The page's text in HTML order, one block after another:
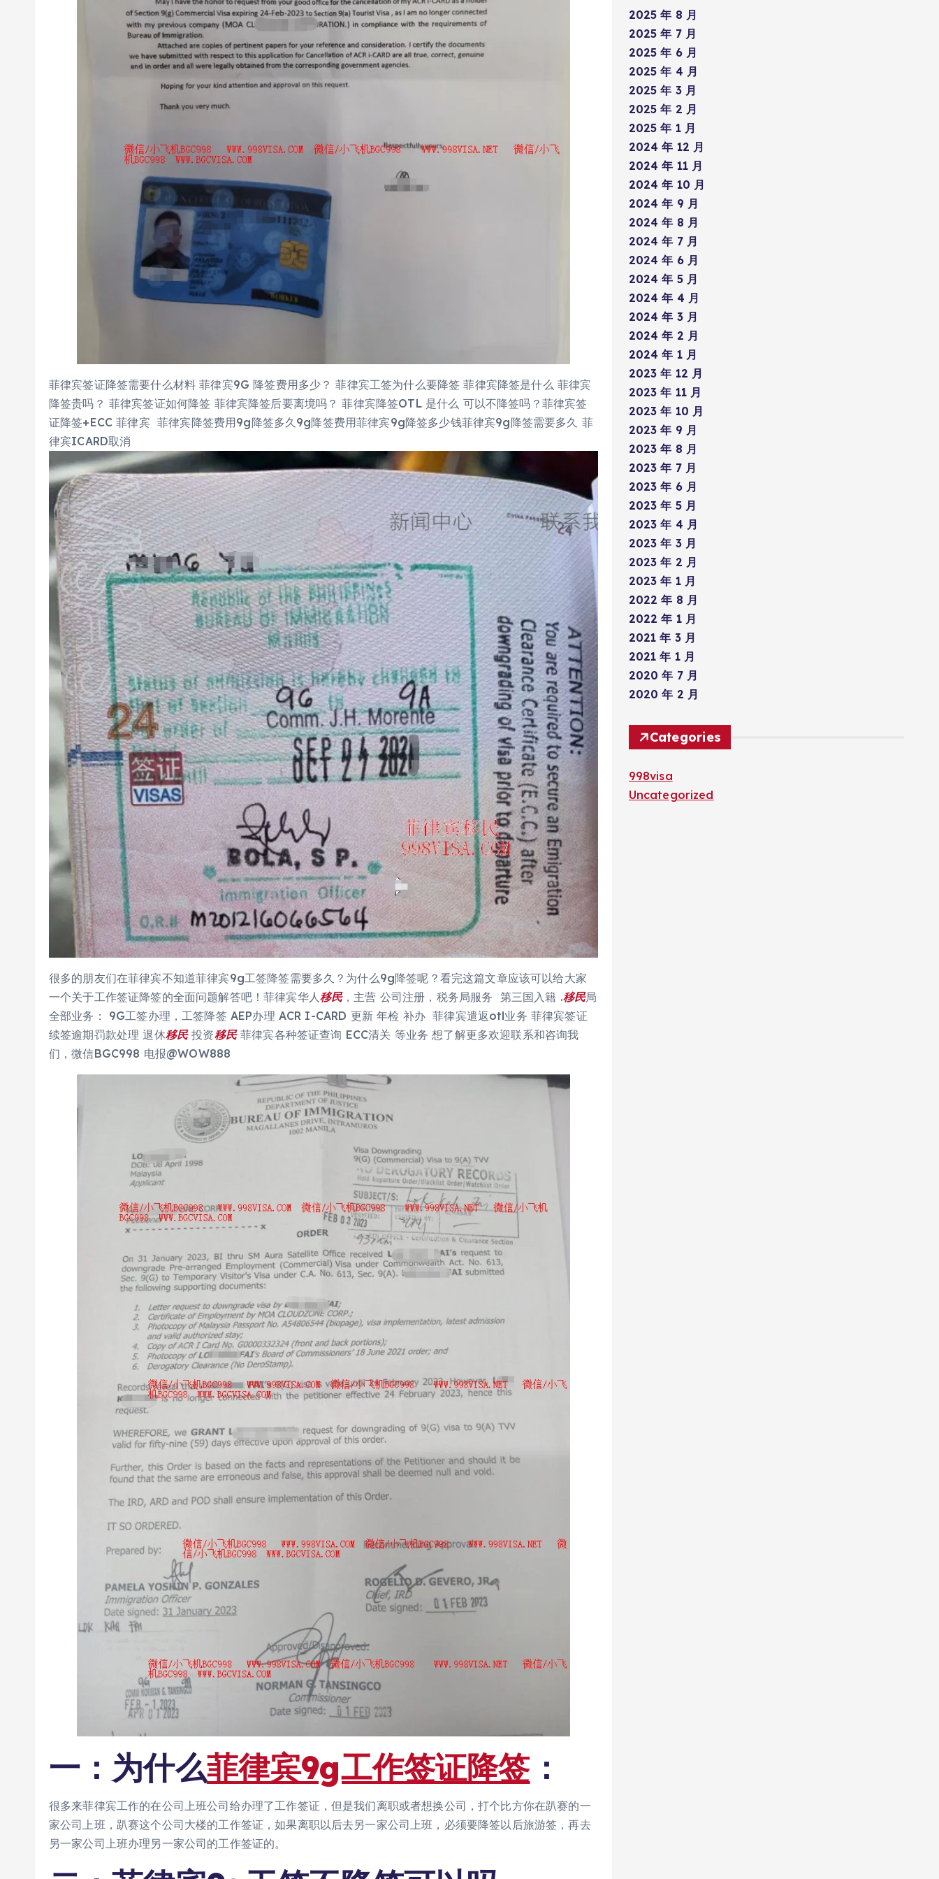
菲律宾签证降签需要什么材料 菲律宾9G 降签费用多少？ 菲律宾工签为什么要降签 菲律宾降签是什么 菲律宾
降签贵吗？ 菲律宾签证如何降签 菲律宾降签后要离境吗？ 菲律宾降签OTL 是什么 可以不降签吗？菲律宾签
证降签+ECC 菲律宾 菲律宾降签费用9g降签多久9g降签费用菲律宾9g降签多少钱菲律宾9g降签需要多久 菲
律宾ICARD取消
很多的朋友们在菲律宾不知道菲律宾9g工签降签需要多久？为什么9g降签呢？看完这篇文章应该可以给大家
一个关于工作签证降签的全面问题解答吧！菲律宾华人移民，主营 公司注册，税务局服务 第三国入籍 .移民局
全部业务： 9G工签办理，工签降签 AEP办理 ACR I-CARD 更新 年检 补办 菲律宾遣返otl业务 菲律宾签证
续签逾期罚款处理 退休移民投资移民菲律宾各种签证查询 ECC清关 等业务 想了解更多欢迎联系和咨询我
们，微信BGC998 电报@WOW888
一：为什么菲律宾9g工作签证降签：
很多来菲律宾工作的在公司上班公司给办理了工作签证，但是我们离职或者想换公司，打个比方你在趴赛的一
家公司上班，趴赛这个公司大楼的工作签证，如果离职以后去另一家公司上班，必须要降签以后旅游签，再去
另一家公司上班办理另一家公司的工作签证的。
2025 年 8 月
2025 年 7 月
2025 年 6 月
2025 年 4 月
2025 年 3 月
2025 年 2 月
2025 年 1 月
2024 年 12 月
2024 年 11 月
2024 年 10 月
2024 年 9 月
2024 年 8 月
2024 年 7 月
2024 年 6 月
2024 年 5 月
2024 年 4 月
2024 年 3 月
2024 年 2 月
2024 年 1 月
2023 年 12 月
2023 年 11 月
2023 年 10 月
2023 年 9 月
2023 年 8 月
2023 年 7 月
2023 年 6 月
2023 年 5 月
2023 年 4 月
2023 年 3 月
2023 年 2 月
2023 年 1 月
2022 年 8 月
2022 年 1 月
2021 年 3 月
2021 年 1 月
2020 年 7 月
2020 年 2 月
Categories
998visa
Uncategorized